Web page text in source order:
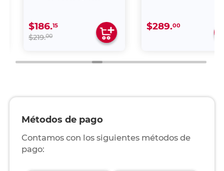
$186.15
$219.00
$289.00
Métodos de pago
Contamos con los siguientes métodos de
pago: